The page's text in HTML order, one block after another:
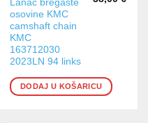
Lanac bregaste
osovine KMC
camshaft chain
KMC
163712030
2023LN 94 links
DODAJ U KOŠARICU